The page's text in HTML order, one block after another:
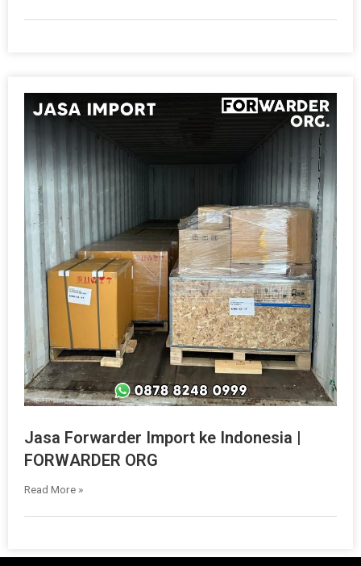
Jasa Forwarder Import ke Indonesia |
FORWARDER ORG
Read More »